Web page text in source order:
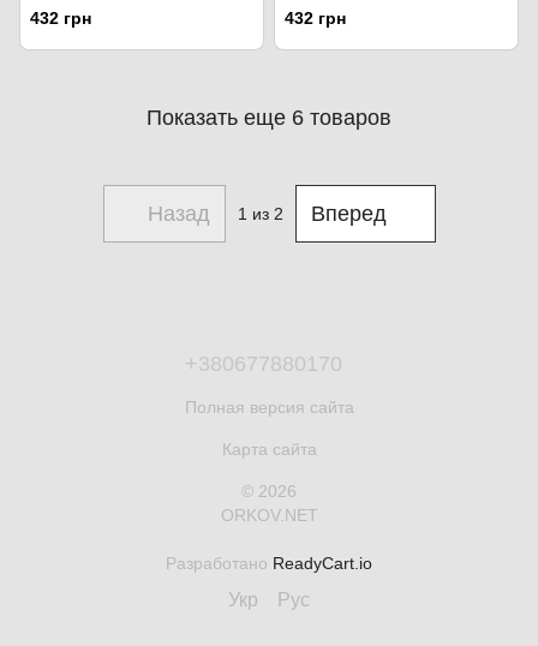
звезда на шлем, Олива
432 грн
звезда на шлем, Черный
432 грн
Показать еще 6 товаров
Назад 1 из 2 Вперед
+380677880170
Полная версия сайта
Карта сайта
© 2026
ORKOV.NET
Разработано ReadyCart.io
Укр Рус